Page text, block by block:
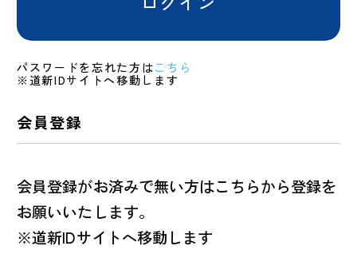
パスワードを忘れた方はこちら
※道新IDサイトへ移動します
会員登録
会員登録がお済みで無い方はこちらから登録を
お願いいたします。
※道新IDサイトへ移動します